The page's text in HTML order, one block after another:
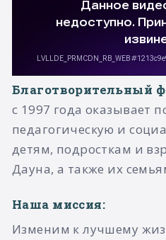
Благотворительный
с 1997 года оказывает
педагогическую и
детям, подросткам и
Дауна, а также их
Наша миссия:
Изменим к лучшему